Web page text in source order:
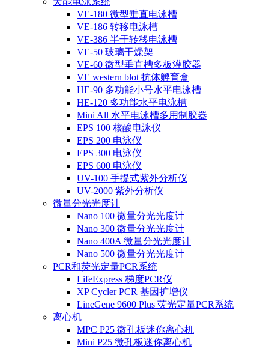
VE-180 微型垂直电泳槽
VE-186 转移电泳槽
VE-386 半干转移电泳槽
VE-50 玻璃干燥架
VE-60 微型垂直槽多板灌胶器
VE western blot 抗体孵育盒
HE-90 多功能小号水平电泳槽
HE-120 多功能水平电泳槽
Mini All 水平电泳槽多用制胶器
EPS 100 核酸电泳仪
EPS 200 电泳仪
EPS 300 电泳仪
EPS 600 电泳仪
UV-100 手提式紫外分析仪
UV-2000 紫外分析仪
微量分光光度计
Nano 100 微量分光光度计
Nano 300 微量分光光度计
Nano 400A 微量分光光度计
Nano 500 微量分光光度计
PCR和荧光定量PCR系统
LifeExpress 梯度PCR仪
XP Cycler PCR 基因扩增仪
LineGene 9600 Plus 荧光定量PCR系统
离心机
MPC P25 微孔板迷你离心机
Mini P25 微孔板迷你离心机